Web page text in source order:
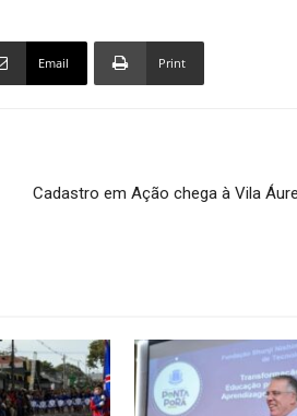
Email Print
Cadastro em Ação chega à Vila